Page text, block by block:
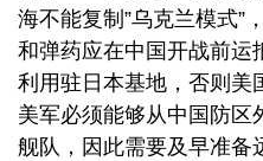
海不能复制”乌克兰模式”
和弹药应在中国开战前运
利用驻日本基地，否则美
美军必须能够从中国防区
舰队，因此需要及早准备